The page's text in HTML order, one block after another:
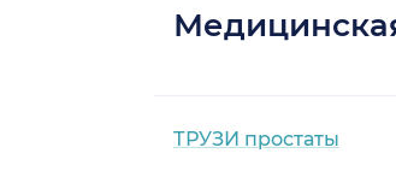
ТРУЗИ простаты